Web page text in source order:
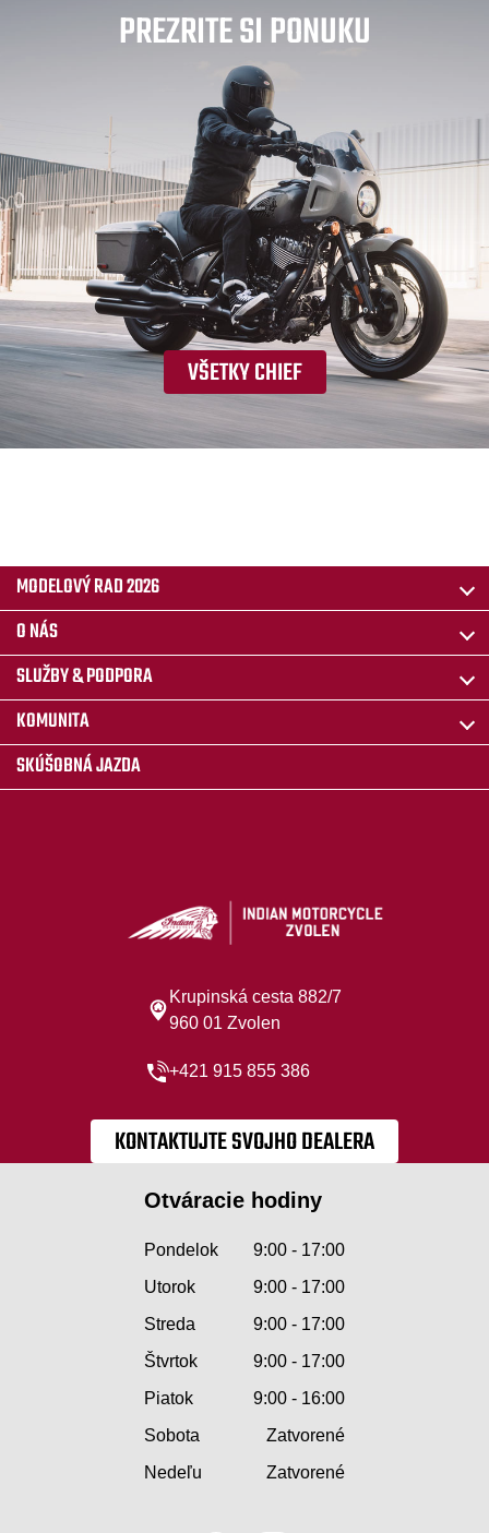
PREZRITE SI PONUKU
VŠETKY CHIEF
MODELOVÝ RAD 2026
O NÁS
SLUŽBY & PODPORA
KOMUNITA
SKÚŠOBNÁ JAZDA
Krupinská cesta 882/7
960 01 Zvolen
+421 915 855 386
KONTAKTUJTE SVOJHO DEALERA
Otváracie hodiny
Pondelok
9:00 - 17:00
Utorok
9:00 - 17:00
Streda
9:00 - 17:00
Štvrtok
9:00 - 17:00
Piatok
9:00 - 16:00
Sobota
Zatvorené
Nedeľu
Zatvorené